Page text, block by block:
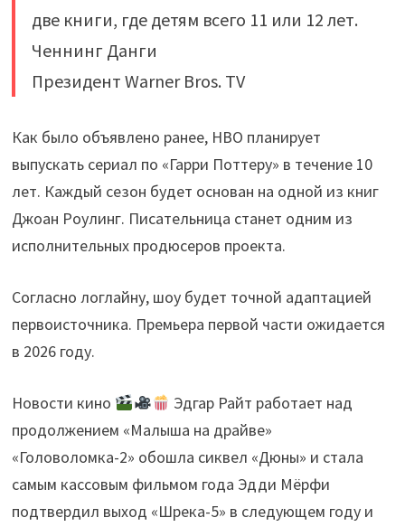
две книги, где детям всего 11 или 12 лет.
Ченнинг Данги
Президент Warner Bros. TV
Как было объявлено ранее, HBO планирует
выпускать сериал по «Гарри Поттеру» в течение 10
лет. Каждый сезон будет основан на одной из книг
Джоан Роулинг. Писательница станет одним из
исполнительных продюсеров проекта.
Согласно логлайну, шоу будет точной адаптацией
первоисточника. Премьера первой части ожидается
в 2026 году.
Новости кино
Эдгар Райт работает над
продолжением «Малыша на драйве»
«Головоломка-2» обошла сиквел «Дюны» и стала
самым кассовым фильмом года Эдди Мёрфи
подтвердил выход «Шрека-5» в следующем году и